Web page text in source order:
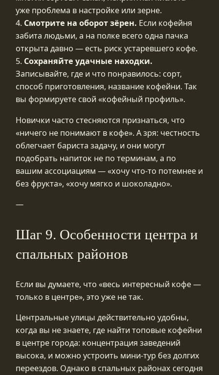
уже проблема в настройке или зерне.
4. Смотрите на оборот зёрен. Если кофейня
забита людьми, а на полке всего одна пачка
открыта давно — есть риск устаревшего кофе.
5. Сохраняйте удачные находки.
Записывайте, где и что понравилось: сорт,
способ приготовления, название кофейни. Так
вы формируете свой «кофейный профиль».
Новички часто стесняются признаться, что
«ничего не понимают в кофе». А зря: честность
облегчает бариста задачу, и они могут
подобрать напиток не по терминам, а по
вашим ассоциациям — «хочу что‑то потемнее и
без фрукта», «хочу мягко и шоколадно».
—
Шаг 9. Особенности центра и
спальных районов
Если вы думаете, что «весь интересный кофе —
только в центре», это уже не так.
Центральные улицы действительно удобны,
когда вы не знаете, где найти топовые кофейни
в центре города: концентрация заведений
высока, и можно устроить мини‑тур без долгих
переездов. Однако в спальных районах сегодня